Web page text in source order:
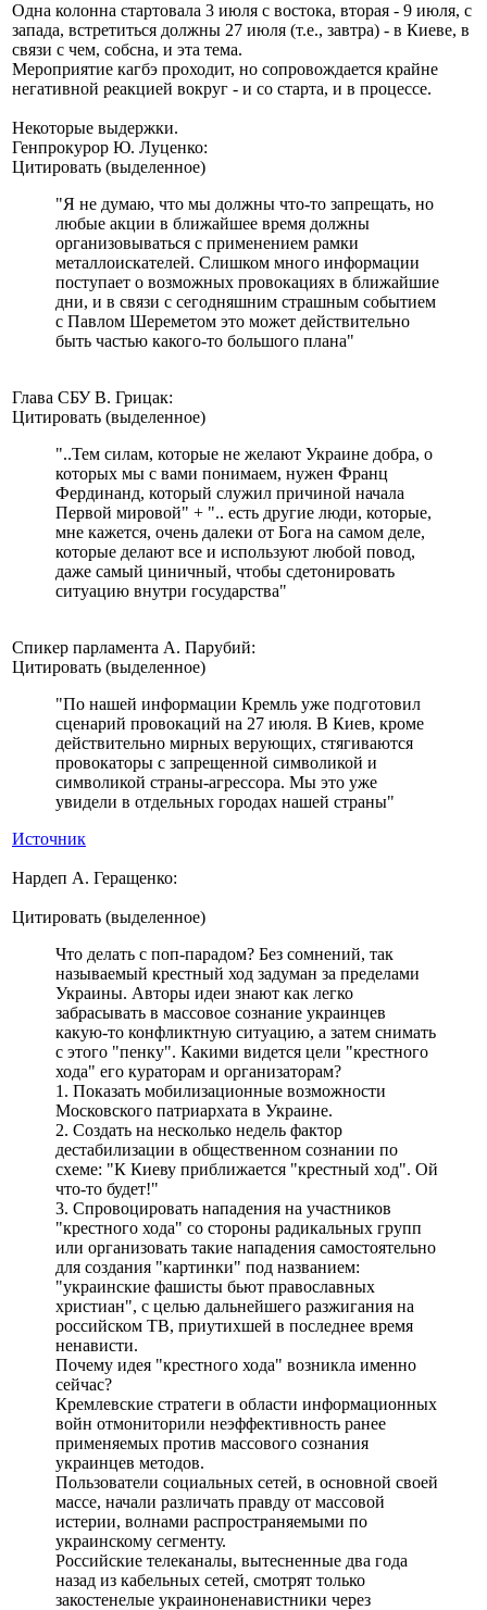
Одна колонна стартовала 3 июля с востока, вторая - 9 июля, с
запада, встретиться должны 27 июля (т.е., завтра) - в Киеве, в
связи с чем, собсна, и эта тема.
Мероприятие кагбэ проходит, но сопровождается крайне
негативной реакцией вокруг - и со старта, и в процессе.
Некоторые выдержки.
Генпрокурор Ю. Луценко:
Цитировать (выделенное)
"Я не думаю, что мы должны что-то запрещать, но
любые акции в ближайшее время должны
организовываться с применением рамки
металлоискателей. Слишком много информации
поступает о возможных провокациях в ближайшие
дни, и в связи с сегодняшним страшным событием
с Павлом Шереметом это может действительно
быть частью какого-то большого плана"
Глава СБУ В. Грицак:
Цитировать (выделенное)
"..Тем силам, которые не желают Украине добра, о
которых мы с вами понимаем, нужен Франц
Фердинанд, который служил причиной начала
Первой мировой" + ".. есть другие люди, которые,
мне кажется, очень далеки от Бога на самом деле,
которые делают все и используют любой повод,
даже самый циничный, чтобы сдетонировать
ситуацию внутри государства"
Спикер парламента А. Парубий:
Цитировать (выделенное)
"По нашей информации Кремль уже подготовил
сценарий провокаций на 27 июля. В Киев, кроме
действительно мирных верующих, стягиваются
провокаторы с запрещенной символикой и
символикой страны-агрессора. Мы это уже
увидели в отдельных городах нашей страны"
Источник
Нардеп А. Геращенко:
Цитировать (выделенное)
Что делать с поп-парадом? Без сомнений, так
называемый крестный ход задуман за пределами
Украины. Авторы идеи знают как легко
забрасывать в массовое сознание украинцев
какую-то конфликтную ситуацию, а затем снимать
с этого "пенку". Какими видется цели "крестного
хода" его кураторам и организаторам?
1. Показать мобилизационные возможности
Московского патриархата в Украине.
2. Создать на несколько недель фактор
дестабилизации в общественном сознании по
схеме: "К Киеву приближается "крестный ход". Ой
что-то будет!"
3. Спровоцировать нападения на участников
"крестного хода" со стороны радикальных групп
или организовать такие нападения самостоятельно
для создания "картинки" под названием:
"украинские фашисты бьют православных
христиан", с целью дальнейшего разжигания на
российском ТВ, приутихшей в последнее время
ненависти.
Почему идея "крестного хода" возникла именно
сейчас?
Кремлевские стратеги в области информационных
войн отмониторили неэффективность ранее
применяемых против массового сознания
украинцев методов.
Пользователи социальных сетей, в основной своей
массе, начали различать правду от массовой
истерии, волнами распространяемыми по
украинскому сегменту.
Российские телеканалы, вытесненные два года
назад из кабельных сетей, смотрят только
закостенелые украиноненавистники через